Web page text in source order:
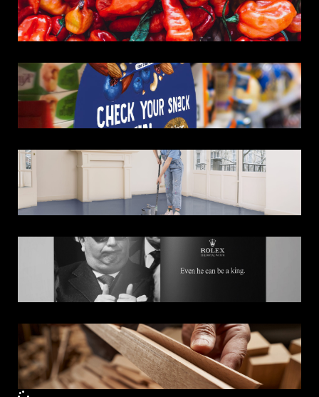
Ontdek meer
Ontdek meer
Ontdek meer
Ontdek meer
Ontdek meer